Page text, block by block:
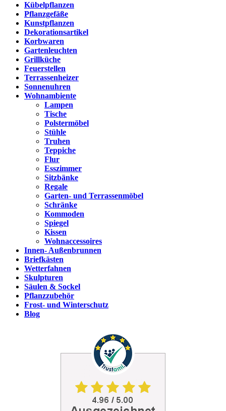
Kübelpflanzen
Pflanzgefäße
Kunstpflanzen
Dekorationsartikel
Korbwaren
Gartenleuchten
Grillküche
Feuerstellen
Terrassenheizer
Sonnenuhren
Wohnambiente
Lampen
Tische
Polstermöbel
Stühle
Truhen
Teppiche
Flur
Esszimmer
Sitzbänke
Regale
Garten- und Terrassenmöbel
Schränke
Kommoden
Spiegel
Kissen
Wohnaccessoires
Innen- Außenbrunnen
Briefkästen
Wetterfahnen
Skulpturen
Säulen & Sockel
Pflanzzubehör
Frost- und Winterschutz
Blog